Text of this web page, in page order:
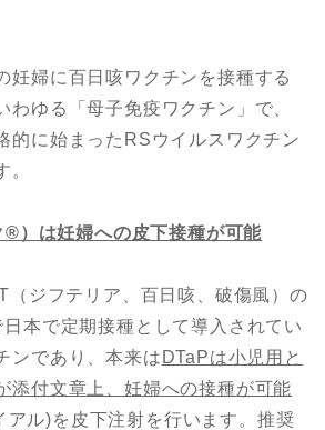
妊婦に百日咳ワクチンを接種する
わゆる「母子免疫ワクチン」で、
的に始まったRSウイルスワクチン
。
®︎）は妊婦への皮下接種が可能
（ジフテリア、百日咳、破傷風）の
日本で定期接種として導入されてい
ンであり、本来は DTaPは小児用と
添付文章上、妊婦への接種が可能
アル)を皮下注射を行います。推奨